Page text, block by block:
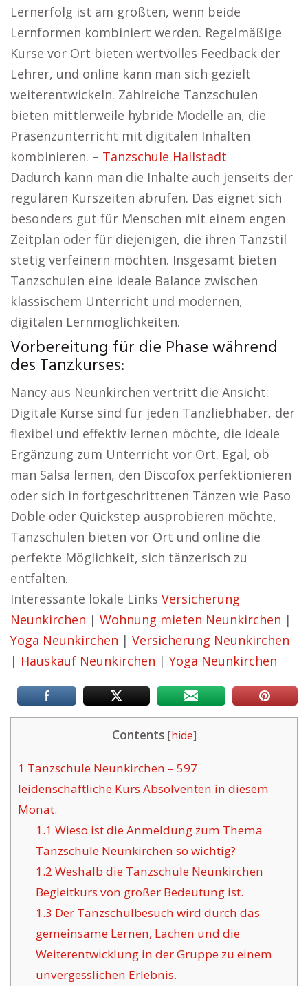
Lernerfolg ist am größten, wenn beide
Lernformen kombiniert werden. Regelmäßige
Kurse vor Ort bieten wertvolles Feedback der
Lehrer, und online kann man sich gezielt
weiterentwickeln. Zahlreiche Tanzschulen
bieten mittlerweile hybride Modelle an, die
Präsenzunterricht mit digitalen Inhalten
kombinieren. – Tanzschule Hallstadt
Dadurch kann man die Inhalte auch jenseits der
regulären Kurszeiten abrufen. Das eignet sich
besonders gut für Menschen mit einem engen
Zeitplan oder für diejenigen, die ihren Tanzstil
stetig verfeinern möchten. Insgesamt bieten
Tanzschulen eine ideale Balance zwischen
klassischem Unterricht und modernen,
digitalen Lernmöglichkeiten.
Vorbereitung für die Phase während
des Tanzkurses:
Nancy aus Neunkirchen vertritt die Ansicht:
Digitale Kurse sind für jeden Tanzliebhaber, der
flexibel und effektiv lernen möchte, die ideale
Ergänzung zum Unterricht vor Ort. Egal, ob
man Salsa lernen, den Discofox perfektionieren
oder sich in fortgeschrittenen Tänzen wie Paso
Doble oder Quickstep ausprobieren möchte,
Tanzschulen bieten vor Ort und online die
perfekte Möglichkeit, sich tänzerisch zu
entfalten.
Interessante lokale Links Versicherung
Neunkirchen | Wohnung mieten Neunkirchen |
Yoga Neunkirchen | Versicherung Neunkirchen
| Hauskauf Neunkirchen | Yoga Neunkirchen
Contents [hide]
1 Tanzschule Neunkirchen – 597
leidenschaftliche Kurs Absolventen in diesem
Monat.
1.1 Wieso ist die Anmeldung zum Thema
Tanzschule Neunkirchen so wichtig?
1.2 Weshalb die Tanzschule Neunkirchen
Begleitkurs von großer Bedeutung ist.
1.3 Der Tanzschulbesuch wird durch das
gemeinsame Lernen, Lachen und die
Weiterentwicklung in der Gruppe zu einem
unvergesslichen Erlebnis.